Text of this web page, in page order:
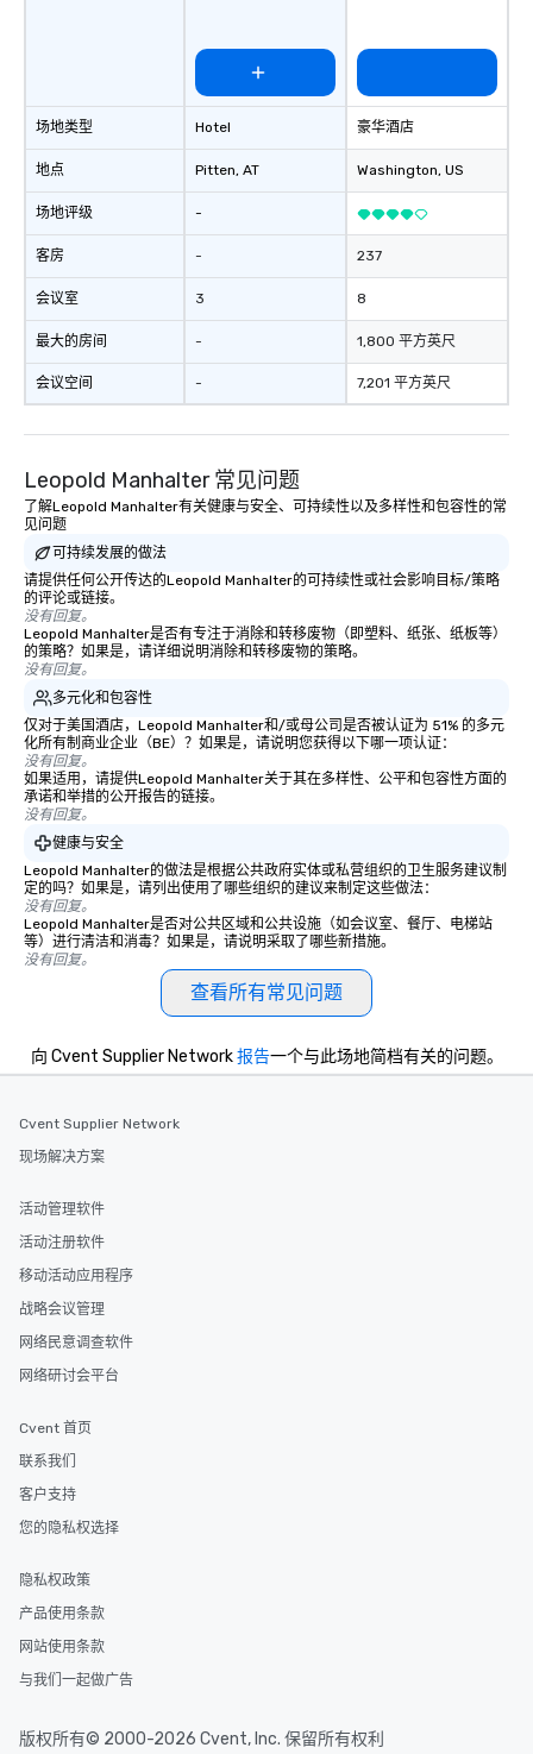
场地类型
地点
场地评级
客房
会议室
最大的房间
会议空间
Hotel
Pitten, AT
-
-
3
-
-
豪华酒店
Washington, US
237
8
1,800 平方英尺
7,201 平方英尺
Leopold Manhalter 常见问题
了解Leopold Manhalter有关健康与安全、可持续性以及多样性和包容性的常
见问题
可持续发展的做法
请提供任何公开传达的Leopold Manhalter的可持续性或社会影响目标/策略
的评论或链接。
没有回复。
Leopold Manhalter是否有专注于消除和转移废物（即塑料、纸张、纸板等）
的策略？如果是，请详细说明消除和转移废物的策略。
没有回复。
多元化和包容性
仅对于美国酒店，Leopold Manhalter和/或母公司是否被认证为 51% 的多元
化所有制商业企业（BE）？如果是，请说明您获得以下哪一项认证：
没有回复。
如果适用，请提供Leopold Manhalter关于其在多样性、公平和包容性方面的
承诺和举措的公开报告的链接。
没有回复。
健康与安全
Leopold Manhalter的做法是根据公共政府实体或私营组织的卫生服务建议制
定的吗？如果是，请列出使用了哪些组织的建议来制定这些做法：
没有回复。
Leopold Manhalter是否对公共区域和公共设施（如会议室、餐厅、电梯站
等）进行清洁和消毒？如果是，请说明采取了哪些新措施。
没有回复。
查看所有常见问题
向 Cvent Supplier Network报告一个与此场地简档有关的问题。
Cvent Supplier Network
现场解决方案
活动管理软件
活动注册软件
移动活动应用程序
战略会议管理
网络民意调查软件
网络研讨会平台
Cvent 首页
联系我们
客户支持
您的隐私权选择
隐私权政策
产品使用条款
网站使用条款
与我们一起做广告
版权所有© 2000-2026 Cvent, Inc. 保留所有权利